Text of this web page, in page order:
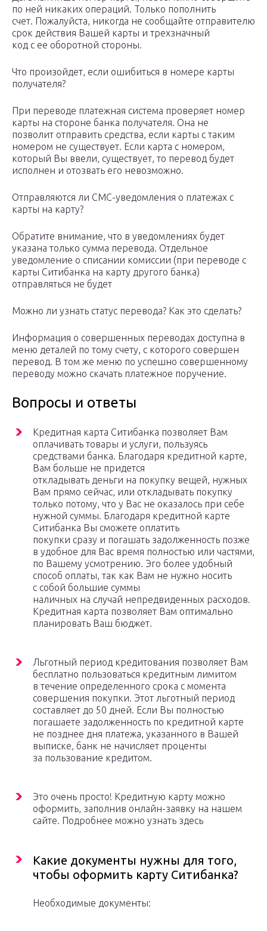
по ней никаких операций. Только пополнить
счет. Пожалуйста, никогда не сообщайте отправителю
срок действия Вашей карты и трехзначный
код с ее оборотной стороны.
Что произойдет, если ошибиться в номере карты
получателя?
При переводе платежная система проверяет номер
карты на стороне банка получателя. Она не
позволит отправить средства, если карты с таким
номером не существует. Если карта с номером,
который Вы ввели, существует, то перевод будет
исполнен и отозвать его невозможно.
Отправляются ли СМС-уведомления о платежах с
карты на карту?
Обратите внимание, что в уведомлениях будет
указана только сумма перевода. Отдельное
уведомление о списании комиссии (при переводе с
карты Ситибанка на карту другого банка)
отправляться не будет
Можно ли узнать статус перевода? Как это сделать?
Информация о совершенных переводах доступна в
меню деталей по тому счету, с которого совершен
перевод. В том же меню по успешно совершенному
переводу можно скачать платежное поручение.
Вопросы и ответы
Кредитная карта Ситибанка позволяет Вам
оплачивать товары и услуги, пользуясь
средствами банка. Благодаря кредитной карте,
Вам больше не придется
откладывать деньги на покупку вещей, нужных
Вам прямо сейчас, или откладывать покупку
только потому, что у Вас не оказалось при себе
нужной суммы. Благодаря кредитной карте
Ситибанка Вы сможете оплатить
покупки сразу и погашать задолженность позже
в удобное для Вас время полностью или частями,
по Вашему усмотрению. Эго более удобный
способ оплаты, так как Вам не нужно носить
с собой большие суммы
наличных на случай непредвиденных расходов.
Кредитная карта позволяет Вам оптимально
планировать Ваш бюджет.
Льготный период кредитования позволяет Вам
бесплатно пользоваться кредитным лимитом
в течение определенного срока с момента
совершения покупки. Этот льготный период
составляет до 50 дней. Если Вы полностью
погашаете задолженность по кредитной карте
не позднее дня платежа, указанного в Вашей
выписке, банк не начисляет проценты
за пользование кредитом.
Это очень просто! Кредитную карту можно
оформить, заполнив онлайн-заявку на нашем
сайте. Подробнее можно узнать здесь
Какие документы нужны для того,
чтобы оформить карту Ситибанка?
Необходимые документы: